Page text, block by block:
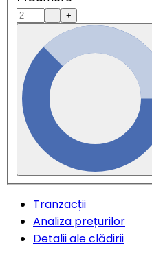
– +
Tranzacții
Analiza prețurilor
Detalii ale clădirii